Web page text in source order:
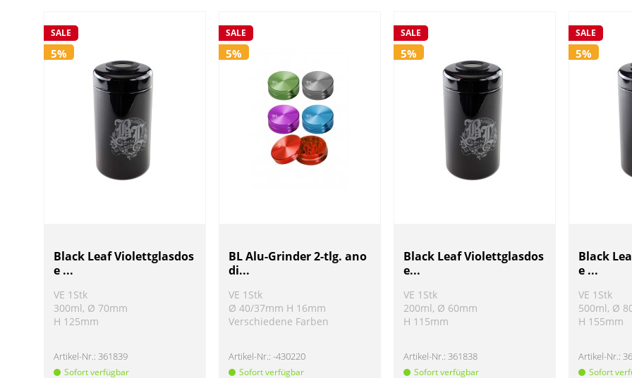
SALE
5%
Black Leaf Violettglasdos
e ...
VE 1Stk
300ml, Ø 70mm
H 125mm
Artikel-Nr.:361839
Sofort verfügbar
SALE
5%
BL Alu-Grinder 2-tlg. ano
di...
VE 1Stk
Ø 40/37mm H 16mm
Verschiedene Farben
Artikel-Nr.:-430220
Sofort verfügbar
SALE
5%
Black Leaf Violettglasdos
e...
VE 1Stk
200ml, Ø 60mm
H 115mm
Artikel-Nr.:361838
Sofort verfügbar
SALE
5%
Black
e ...
VE 1Stk
500ml, Ø
H 155mm
Artikel-Nr.:
Sofort